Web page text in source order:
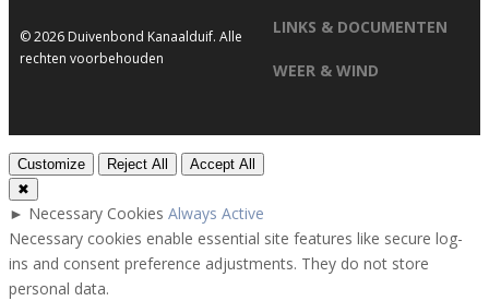
© 2026 Duivenbond Kanaalduif. Alle
rechten voorbehouden
LINKS & DOCUMENTEN
WEER & WIND
Customize Reject All
Accept All
✖
► Necessary Cookies Always Active
Necessary cookies enable essential site features like secure log-
ins and consent preference adjustments. They do not store
personal data.